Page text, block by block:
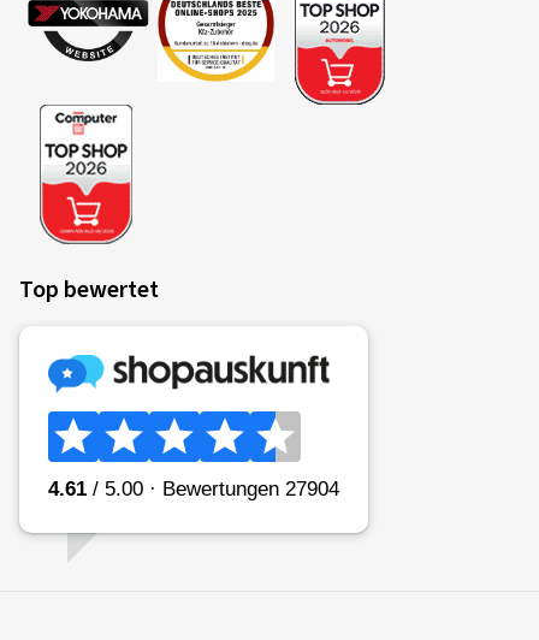
Top bewertet